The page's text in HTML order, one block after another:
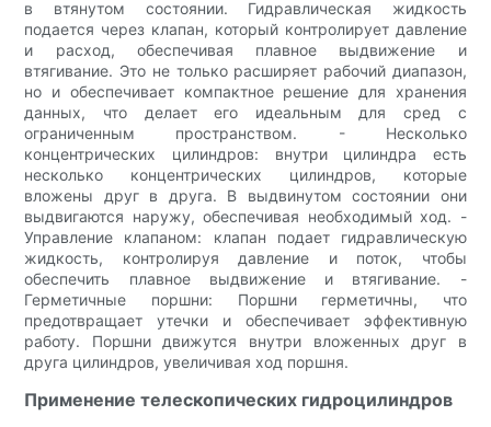
в втянутом состоянии. Гидравлическая жидкость
подается через клапан, который контролирует давление
и расход, обеспечивая плавное выдвижение и
втягивание. Это не только расширяет рабочий диапазон,
но и обеспечивает компактное решение для хранения
данных, что делает его идеальным для сред с
ограниченным пространством. - Несколько
концентрических цилиндров: внутри цилиндра есть
несколько концентрических цилиндров, которые
вложены друг в друга. В выдвинутом состоянии они
выдвигаются наружу, обеспечивая необходимый ход. -
Управление клапаном: клапан подает гидравлическую
жидкость, контролируя давление и поток, чтобы
обеспечить плавное выдвижение и втягивание. -
Герметичные поршни: Поршни герметичны, что
предотвращает утечки и обеспечивает эффективную
работу. Поршни движутся внутри вложенных друг в
друга цилиндров, увеличивая ход поршня.
Применение телескопических гидроцилиндров